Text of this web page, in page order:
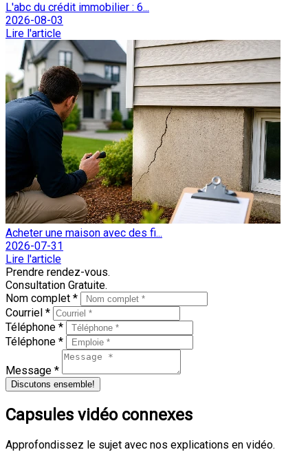
L'abc du crédit immobilier : 6...
2026-08-03
Lire l'article
Acheter une maison avec des fi...
2026-07-31
Lire l'article
Prendre rendez-vous.
Consultation Gratuite.
Nom complet *
Courriel *
Téléphone *
Téléphone *
Message *
Discutons ensemble!
Capsules vidéo connexes
Approfondissez le sujet avec nos explications en vidéo.